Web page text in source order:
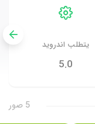
يتطلب اندرويد
5.0
5 صور